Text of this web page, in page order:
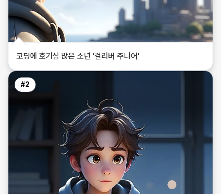
코딩에 호기심 많은 소년 '걸리버 주니어'
#2